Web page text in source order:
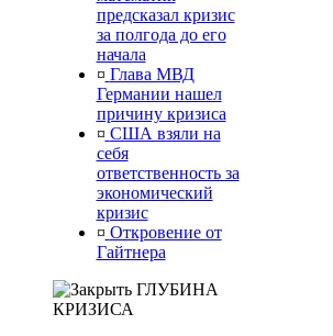
предсказал кризис
за полгода до его
начала
¤ Глава МВД
Германии нашел
причину кризиса
¤ США взяли на
себя
ответственность за
экономический
кризис
¤ Откровение от
Гайтнера
ГЛУБИНА
КРИЗИСА